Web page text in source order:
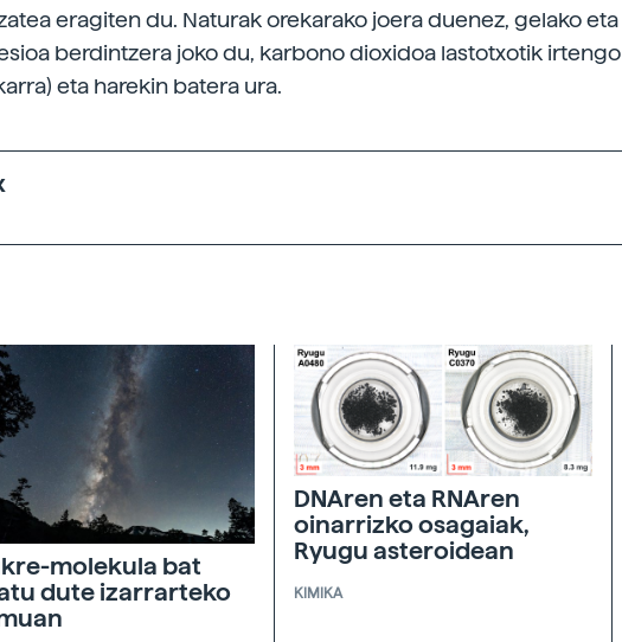
eragiten du. Naturak orekarako joera duenez, gelako eta
berdintzera joko du, karbono dioxidoa lastotxotik
eta harekin batera ura.
molekula bat
dute izarrarteko
DNAren eta RNAren
oinarrizko osagaiak,
Ryugu asteroidean
KIMIKA